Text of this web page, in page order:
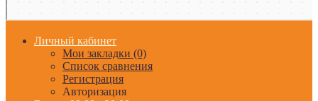
Личный кабинет
Мои закладки (0)
Список сравнения
Регистрация
Авторизация